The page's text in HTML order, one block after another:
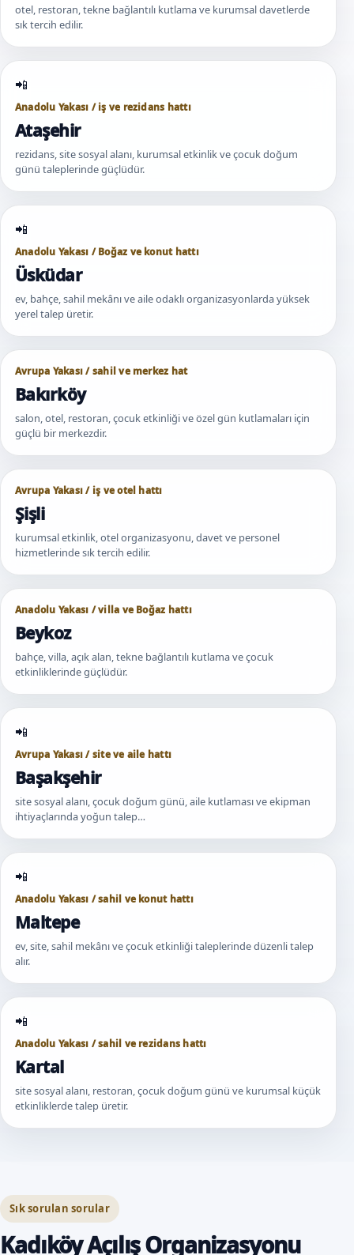
otel, restoran, tekne bağlantılı kutlama ve kurumsal davetlerde
sık tercih edilir.
Anadolu Yakası / iş ve rezidans hattı
Ataşehir
rezidans, site sosyal alanı, kurumsal etkinlik ve çocuk doğum
günü taleplerinde güçlüdür.
Anadolu Yakası / Boğaz ve konut hattı
Üsküdar
ev, bahçe, sahil mekânı ve aile odaklı organizasyonlarda yüksek
yerel talep üretir.
Avrupa Yakası / sahil ve merkez hat
Bakırköy
salon, otel, restoran, çocuk etkinliği ve özel gün kutlamaları için
güçlü bir merkezdir.
Avrupa Yakası / iş ve otel hattı
Şişli
kurumsal etkinlik, otel organizasyonu, davet ve personel
hizmetlerinde sık tercih edilir.
Anadolu Yakası / villa ve Boğaz hattı
Beykoz
bahçe, villa, açık alan, tekne bağlantılı kutlama ve çocuk
etkinliklerinde güçlüdür.
Avrupa Yakası / site ve aile hattı
Başakşehir
site sosyal alanı, çocuk doğum günü, aile kutlaması ve ekipman
ihtiyaçlarında yoğun talep…
Anadolu Yakası / sahil ve konut hattı
Maltepe
ev, site, sahil mekânı ve çocuk etkinliği taleplerinde düzenli talep
alır.
Anadolu Yakası / sahil ve rezidans hattı
Kartal
site sosyal alanı, restoran, çocuk doğum günü ve kurumsal küçük
etkinliklerde talep üretir.
Sık sorulan sorular
Kadıköy Açılış Organizasyonu